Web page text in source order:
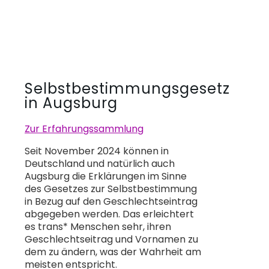
Selbstbestimmungsgesetz
in Augsburg
Zur Erfahrungssammlung
Seit November 2024 können in
Deutschland und natürlich auch
Augsburg die Erklärungen im Sinne
des Gesetzes zur Selbstbestimmung
in Bezug auf den Geschlechtseintrag
abgegeben werden. Das erleichtert
es trans* Menschen sehr, ihren
Geschlechtseitrag und Vornamen zu
dem zu ändern, was der Wahrheit am
meisten entspricht.